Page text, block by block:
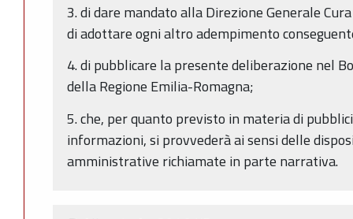
3. di dare mandato alla Direzione Generale
di adottare ogni altro adempimento
4. di pubblicare la presente deliberazione nel
della Regione Emilia-Romagna;
5. che, per quanto previsto in materia di
informazioni, si provvederà ai sensi delle
amministrative richiamate in parte narrativa.